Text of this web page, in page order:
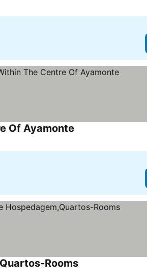
Of Ayamonte
RoomsPogledaj cene